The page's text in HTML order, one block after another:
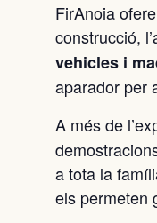
FirAnoia
construcció,
vehicles i
aparador per
A més de
a tota la
els permeten